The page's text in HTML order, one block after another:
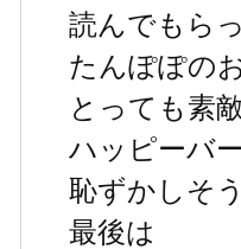
読んでもら
たんぽぽの
とっても素
ハッピーバ
恥ずかしそ
最後は